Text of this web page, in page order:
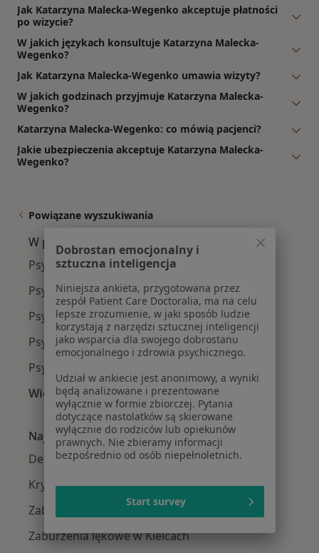
Jak Katarzyna Malecka-Wegenko akceptuje płatności
po wizycie?
W jakich językach konsultuje Katarzyna Malecka-
Wegenko?
Jak Katarzyna Malecka-Wegenko umawia wizyty?
W jakich godzinach przyjmuje Katarzyna Malecka-
Wegenko?
Katarzyna Malecka-Wegenko: co mówią pacjenci?
Jakie ubezpieczenia akceptuje Katarzyna Malecka-
Wegenko?
Powiązane wyszukiwania
W pobliżu Kielc
Psycholodzy w Skarżysku-Kamiennej
Psycholodzy w Starachowicach
Psycholodzy w Końskich
Psycholodzy w Busku-Zdroju
Psycholodzy w Włoszczowie
Więcej (8)
Więcej w kategorii: W pobliżu Kielc
Najczęście leczone choroby
Depresja w Kielcach
Kryzys emocjonalny w Kielcach
Zaburzenia emocjonalne w Kielcach
Zaburzenia lękowe w Kielcach
Dobrostan emocjonalny i
sztuczna inteligencja
Niniejsza ankieta, przygotowana przez
zespół Patient Care Doctoralia, ma na celu
lepsze zrozumienie, w jaki sposób ludzie
korzystają z narzędzi sztucznej inteligencji
jako wsparcia dla swojego dobrostanu
emocjonalnego i zdrowia psychicznego.
Udział w ankiecie jest anonimowy, a wyniki
będą analizowane i prezentowane
wyłącznie w formie zbiorczej. Pytania
dotyczące nastolatków są skierowane
wyłącznie do rodziców lub opiekunów
prawnych. Nie zbieramy informacji
bezpośrednio od osób niepełnoletnich.
Start survey